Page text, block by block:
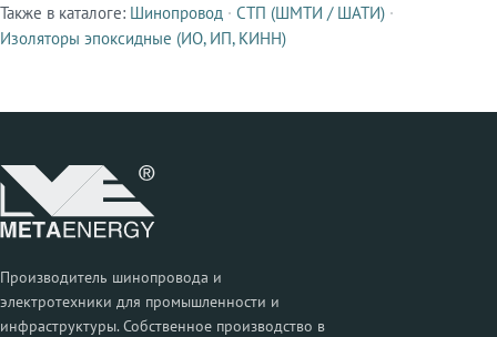
Смежные продукты
Также в каталоге: Шинопровод · СТП (ШМТИ / ШАТИ) ·
Изоляторы эпоксидные (ИО, ИП, КИНН)
Производитель шинопровода и
электротехники для промышленности и
инфраструктуры. Собственное производство в